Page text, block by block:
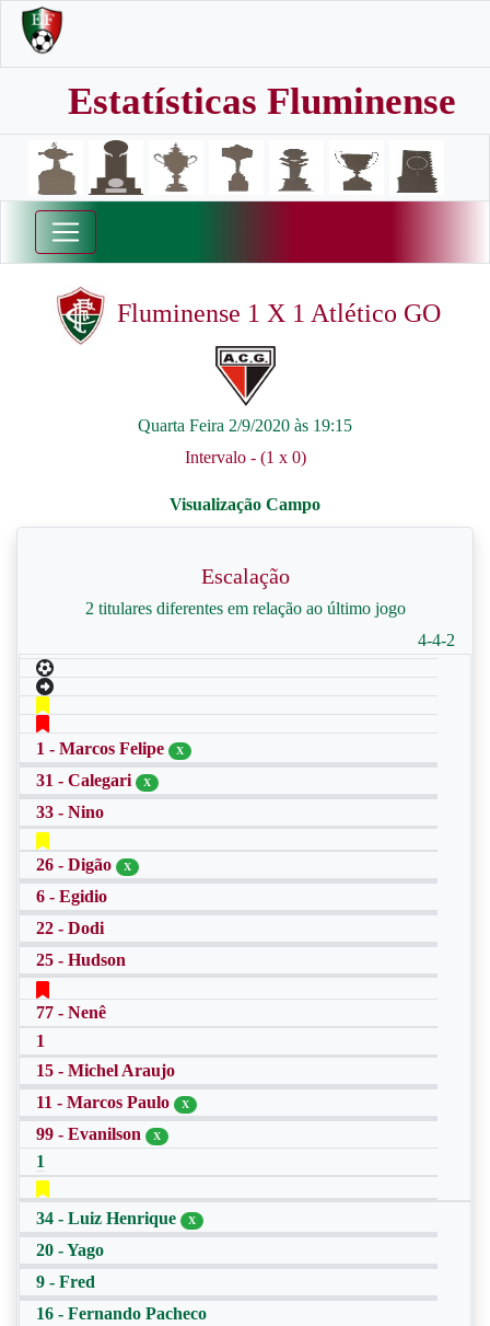
Estatísticas Fluminense
Fluminense 1 X 1 Atlético GO
Quarta Feira 2/9/2020 às 19:15
Intervalo - (1 x 0)
Escalação
2 titulares diferentes em relação ao último jogo
4-4-2
1 - Marcos Felipe X
31 - Calegari X
33 - Nino
26 - Digão X
6 - Egidio
22 - Dodi
25 - Hudson
77 - Nenê
1
15 - Michel Araujo
11 - Marcos Paulo
X
99 - Evanilson X
1
34 - Luiz Henrique X
20 - Yago
9 - Fred
16 - Fernando Pacheco